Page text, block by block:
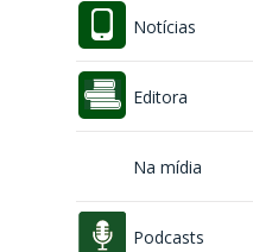
Notícias
Editora
Na mídia
Podcasts